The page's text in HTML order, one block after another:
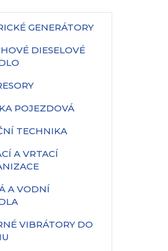
GENERÁTORY
DIESELOVÉ
POJEZDOVÁ
TECHNIKA
A VRTACÍ
A VODNÍ
VIBRÁTORY DO